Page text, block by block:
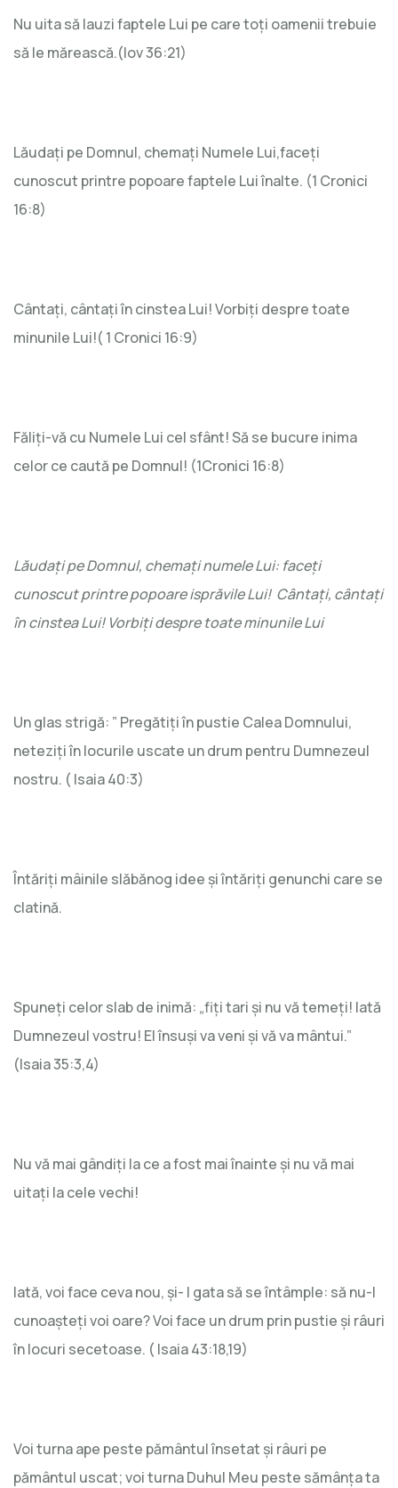
Nu uita să lauzi faptele Lui pe care toți oamenii trebuie
să le mărească.(Iov 36:21)
Lăudați pe Domnul, chemați Numele Lui,faceți
cunoscut printre popoare faptele Lui înalte. (1 Cronici
16:8)
Cântați, cântați în cinstea Lui! Vorbiți despre toate
minunile Lui!( 1 Cronici 16:9)
Făliți-vă cu Numele Lui cel sfânt! Să se bucure inima
celor ce caută pe Domnul! (1Cronici 16:8)
Lăudați pe Domnul, chemați numele Lui: faceți
cunoscut printre popoare isprăvile Lui! Cântați, cântați
în cinstea Lui! Vorbiți despre toate minunile Lui
Un glas strigă: ” Pregătiți în pustie Calea Domnului,
neteziți în locurile uscate un drum pentru Dumnezeul
nostru. ( Isaia 40:3)
Întăriți mâinile slăbănog idee și întăriți genunchi care se
clatină.
Spuneți celor slab de inimă: „fiți tari și nu vă temeți! Iată
Dumnezeul vostru! El însuși va veni și vă va mântui.”
(Isaia 35:3,4)
Nu vă mai gândiți la ce a fost mai înainte și nu vă mai
uitați la cele vechi!
Iată, voi face ceva nou, și- I gata să se întâmple: să nu-l
cunoașteți voi oare? Voi face un drum prin pustie și râuri
în locuri secetoase. ( Isaia 43:18,19)
Voi turna ape peste pământul însetat și râuri pe
pământul uscat; voi turna Duhul Meu peste sămânța ta